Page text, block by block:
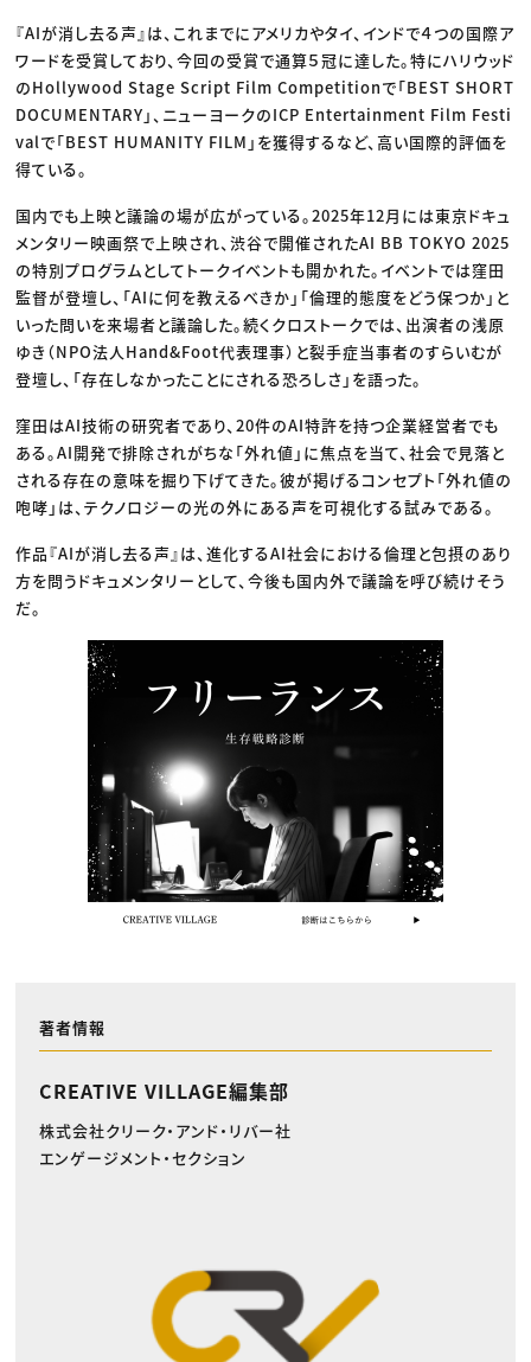
『AIが消し去る声』は、これまでにアメリカやタイ、インドで４つの国際ア
ワードを受賞しており、今回の受賞で通算５冠に達した。特にハリウッド
のHollywood Stage Script Film Competitionで「BEST SHORT
DOCUMENTARY」、ニューヨークのICP Entertainment Film Festi
valで「BEST HUMANITY FILM」を獲得するなど、高い国際的評価を
得ている。
国内でも上映と議論の場が広がっている。2025年12月には東京ドキュ
メンタリー映画祭で上映され、渋谷で開催されたAI BB TOKYO 2025
の特別プログラムとしてトークイベントも開かれた。イベントでは窪田
監督が登壇し、「AIに何を教えるべきか」「倫理的態度をどう保つか」と
いった問いを来場者と議論した。続くクロストークでは、出演者の浅原
ゆき（NPO法人Hand&Foot代表理事）と裂手症当事者のすらいむが
登壇し、「存在しなかったことにされる恐ろしさ」を語った。
窪田はAI技術の研究者であり、20件のAI特許を持つ企業経営者でも
ある。AI開発で排除されがちな「外れ値」に焦点を当て、社会で見落と
される存在の意味を掘り下げてきた。彼が掲げるコンセプト「外れ値の
咆哮」は、テクノロジーの光の外にある声を可視化する試みである。
作品『AIが消し去る声』は、進化するAI社会における倫理と包摂のあり
方を問うドキュメンタリーとして、今後も国内外で議論を呼び続けそう
だ。
著者情報
CREATIVE VILLAGE編集部
株式会社クリーク・アンド・リバー社
エンゲージメント・セクション